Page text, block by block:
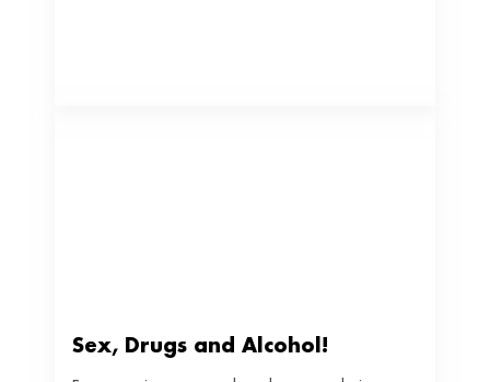
Sex, Drugs and Alcohol!